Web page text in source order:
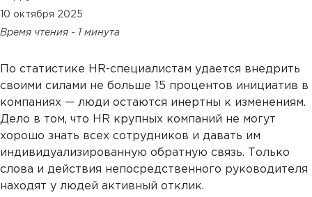
10 октября 2025
Время чтения - 1 минута
По статистике HR-специалистам удается внедрить
своими силами не больше 15 процентов инициатив в
компаниях — люди остаются инертны к изменениям.
Дело в том, что HR крупных компаний не могут
хорошо знать всех сотрудников и давать им
индивидуализированную обратную связь. Только
слова и действия непосредственного руководителя
находят у людей активный отклик.